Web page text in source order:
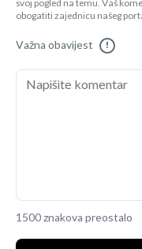
svoj pogled na temu. Vaš
obogatiti zajednicu našeg
Važna obavijest !
1500 znakova preostalo